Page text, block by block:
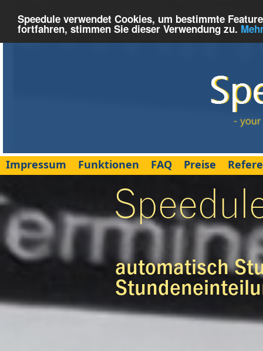
Speedule verwendet Cookies, um bestimmte
fortfahren, stimmen Sie dieser Verwendung zu.
Impressum Funktionen FAQ Preise